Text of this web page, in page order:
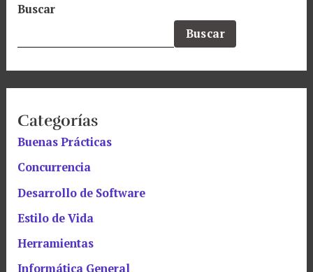
Buscar
Buscar
Categorías
Buenas Prácticas
Concurrencia
Desarrollo de Software
Estilo de Vida
Herramientas
Informática General